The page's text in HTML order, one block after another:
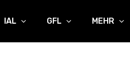
IAL GFL MEHR